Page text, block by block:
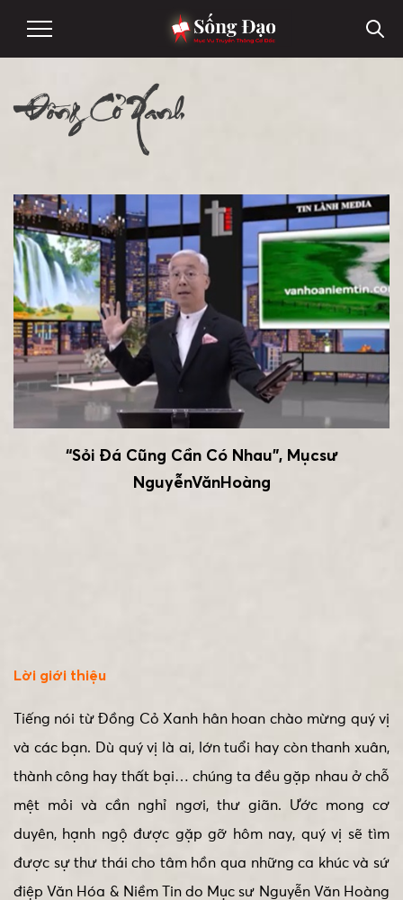
Đồng Cỏ Xanh
“Sỏi Đá Cũng Cần Có Nhau”, Mụcsư
NguyễnVănHoàng
Lời giới thiệu
Tiếng nói từ Đồng Cỏ Xanh hân hoan chào mừng quý vị
và các bạn. Dù quý vị là ai, lớn tuổi hay còn thanh xuân,
thành công hay thất bại… chúng ta đều gặp nhau ở chỗ
mệt mỏi và cần nghỉ ngơi, thư giãn. Ước mong cơ
duyên, hạnh ngộ được gặp gỡ hôm nay, quý vị sẽ tìm
được sự thư thái cho tâm hồn qua những ca khúc và sứ
điệp Văn Hóa & Niềm Tin do Mục sư Nguyễn Văn Hoàng